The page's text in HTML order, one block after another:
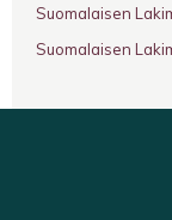
Suomalaisen
Suomalaisen